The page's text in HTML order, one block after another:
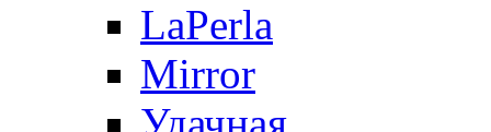
LaPerla
Mirror